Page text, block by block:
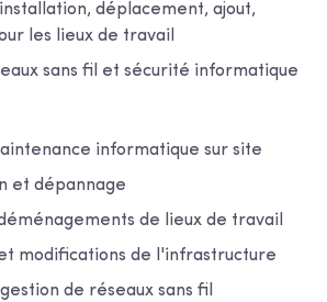
déplacement, ajout,
les lieux de travail
sans fil et sécurité informatique
informatique sur site
et dépannage
de lieux de travail
modifications de l'infrastructure
de réseaux sans fil